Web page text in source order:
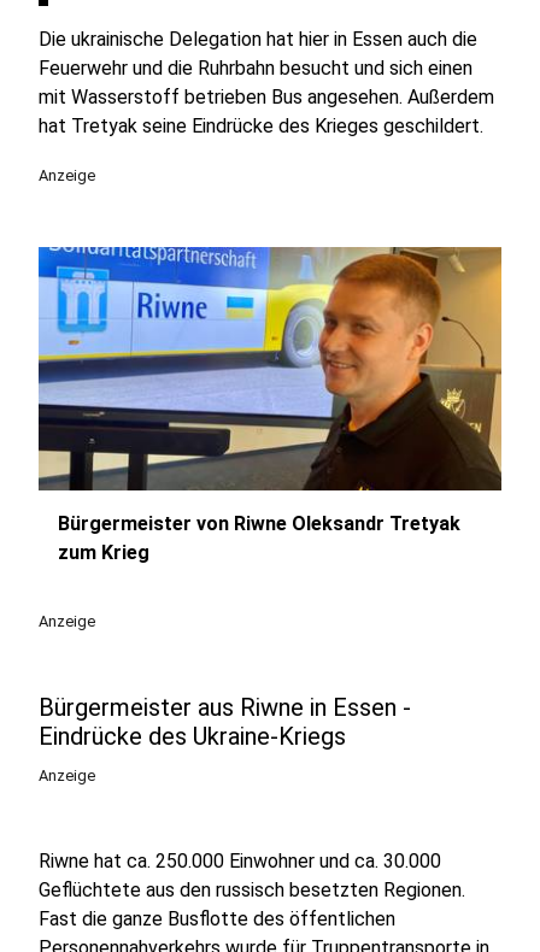
Die ukrainische Delegation hat hier in Essen auch die
Feuerwehr und die Ruhrbahn besucht und sich einen
mit Wasserstoff betrieben Bus angesehen. Außerdem
hat Tretyak seine Eindrücke des Krieges geschildert.
Anzeige
Bürgermeister von Riwne Oleksandr Tretyak
zum Krieg
Anzeige
Bürgermeister aus Riwne in Essen -
Eindrücke des Ukraine-Kriegs
Anzeige
Riwne hat ca. 250.000 Einwohner und ca. 30.000
Geflüchtete aus den russisch besetzten Regionen.
Fast die ganze Busflotte des öffentlichen
Personennahverkehrs wurde für Truppentransporte in